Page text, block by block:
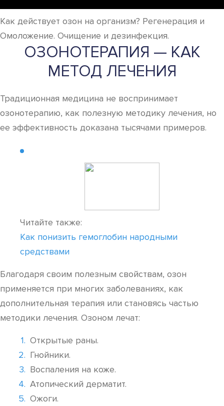
Как действует озон на организм? Регенерация и
Омоложение. Очищение и дезинфекция.
ОЗОНОТЕРАПИЯ — КАК
МЕТОД ЛЕЧЕНИЯ
Традиционная медицина не воспринимает
озонотерапию, как полезную методику лечения, но
ее эффективность доказана тысячами примеров.
Читайте также:
Как понизить гемоглобин народными
средствами
Благодаря своим полезным свойствам, озон
применяется при многих заболеваниях, как
дополнительная терапия или становясь частью
методики лечения. Озоном лечат:
Открытые раны.
Гнойники.
Воспаления на коже.
Атопический дерматит.
Ожоги.